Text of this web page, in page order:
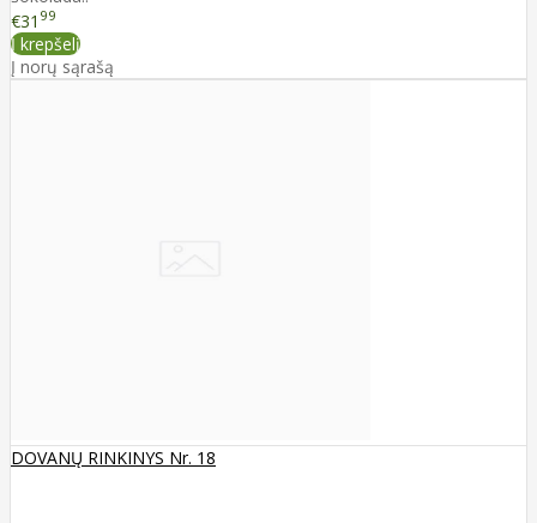
€31 99
Į krepšelį
Į norų sąrašą
DOVANŲ RINKINYS Nr. 18